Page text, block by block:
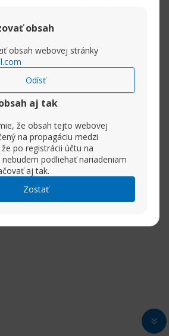
obsah
obsah webovej stránky
Odísť
aj tak
že obsah tejto webovej
na propagáciu medzi
po registrácii účtu na
nebudem podliehať nariadeniam
aj tak.
Zostať